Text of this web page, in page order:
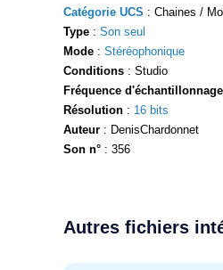
Catégorie UCS : Chaines /
Type : Son seul
Mode : Stéréophonique
Conditions : Studio
Fréquence d'échantillonnage
Résolution : 16 bits
Auteur : DenisChardonnet
Son n° : 356
Autres fichiers